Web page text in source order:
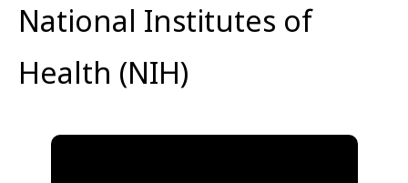
National Institutes of
Health (NIH)